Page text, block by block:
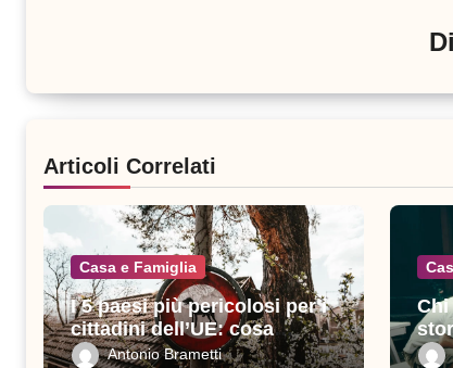
Di
Articoli Correlati
Casa e Famiglia
I 5 paesi più pericolosi per i
cittadini dell’UE: cosa
sapere prima di viaggiare
Antonio Brametti